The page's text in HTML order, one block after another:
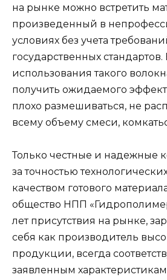
на рынке можно встретить
произведенный в
условиях без учета
государственных стандартов.
использования такого
получить ожидаемого
плохо размешиваться, не
всему объему смеси,
Только честные и надежные
за точностью
качеством готового
общество НПП
лет присутствия на рынке,
себя как производитель
продукции, всегда
заявленным